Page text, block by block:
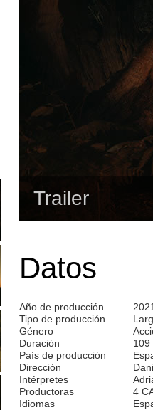
Trailer
Datos
Año de producción
Tipo de producción
Género
Duración
109
País de producción
Dirección
Intérpretes
Productoras
4
Idiomas